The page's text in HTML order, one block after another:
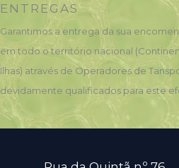
ENTREGAS
Garantimos a entrega da sua
em todo o território nacional
Ilhas) através de Operadores de
devidamente qualificados para este